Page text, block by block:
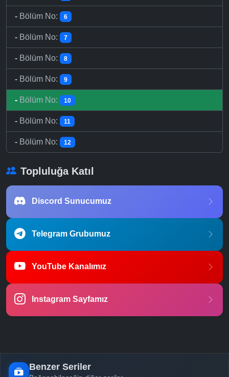
- Bölüm No: 6
- Bölüm No: 7
- Bölüm No: 8
- Bölüm No: 9
- Bölüm No: 10
- Bölüm No: 11
- Bölüm No: 12
Topluluğa Katıl
Discord Sunucumuz
Telegram Grubumuz
YouTube Kanalımız
Instagram Sayfamız
Benzer Seriler